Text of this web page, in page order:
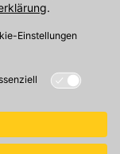
Sie